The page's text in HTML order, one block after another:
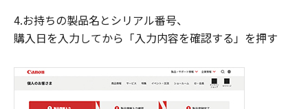
4.お持ちの製品名とシリアル番号、
購入日を入力してから「入力内容を確認する」を押す